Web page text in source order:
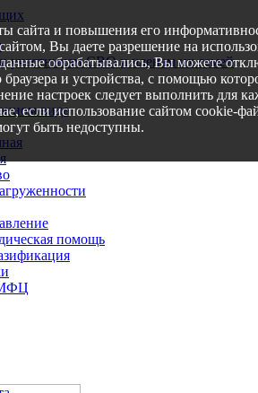
участникам СВО и членам их семей
виде
помощь
сайта и повышения его
Вы даете разрешение на
обрабатывались, Вы можете
браузера и устройства, с помощью
настроек следует выполнить для
если использование сайтом cookie-
быть недоступны.